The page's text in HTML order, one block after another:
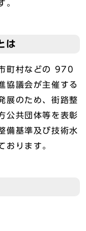
。
は
町村などの 970
協議会が主催する
展のため、街路整
公共団体等を表彰
備基準及び技術水
おります。